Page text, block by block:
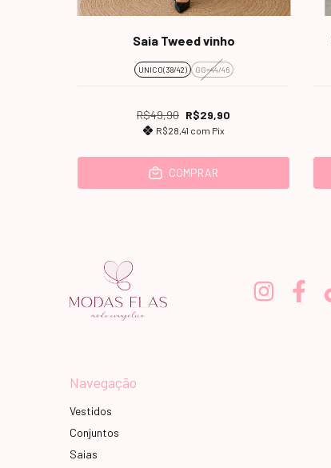
Saia Tweed vinho
UNICO(38/42) GG=44/46
R$49,90 R$29,90
R$28,41 com Pix
COMPRAR
Navegação
Vestidos
Conjuntos
Saias